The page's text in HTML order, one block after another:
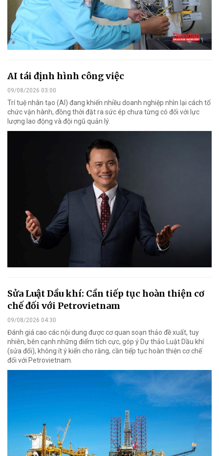
AI tái định hình công việc
09/08/2026 03:00
Trí tuệ nhân tạo (AI) đang khiến nhiều doanh nghiệp nhìn lại cách tổ
chức vận hành, đồng thời đặt ra sức ép chưa từng có đối với lực
lượng lao động và đội ngũ quản lý.
Sửa Luật Dầu khí: Cần tiếp tục hoàn thiện cơ
chế đối với Petrovietnam
09/08/2026 04:30
Đánh giá cao các nội dung được cơ quan soạn thảo đề xuất, tuy
nhiên, bên cạnh những điểm tích cực, góp ý Dự thảo Luật Dầu khí
(sửa đổi), không ít ý kiến cho rằng, cần tiếp tục hoàn thiện cơ chế
đối với Petrovietnam.